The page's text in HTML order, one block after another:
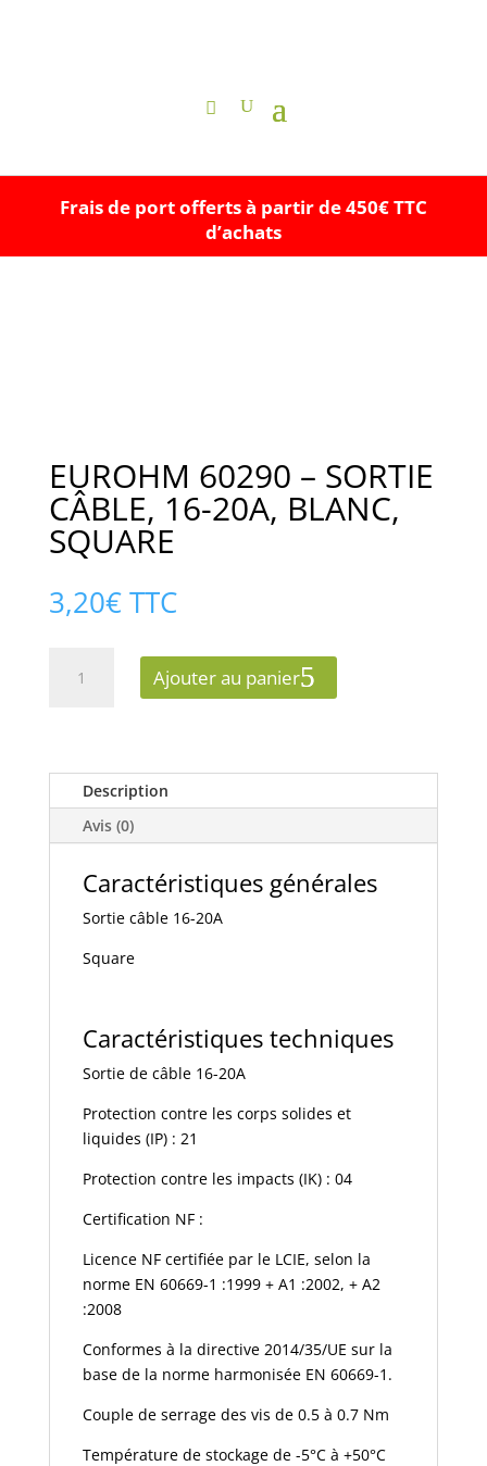
Frais de port offerts à partir de 450€ TTC
d’achats
EUROHM 60290 – SORTIE
CÂBLE, 16-20A, BLANC,
SQUARE
3,20€ TTC
SORTIE
CÂBLE,
BLANC,
SQUARE
Ajouter au panier
Description
Avis (0)
Caractéristiques générales
Sortie câble 16-20A
Square
Caractéristiques techniques
Sortie de câble 16-20A
Protection contre les corps solides et
liquides (IP) : 21
Protection contre les impacts (IK) : 04
Certification NF :
Licence NF certifiée par le LCIE, selon la
norme EN 60669-1 :1999 + A1 :2002, + A2
:2008
Conformes à la directive 2014/35/UE sur la
base de la norme harmonisée EN 60669-1.
Couple de serrage des vis de 0.5 à 0.7 Nm
Température de stockage de -5°C à +50°C